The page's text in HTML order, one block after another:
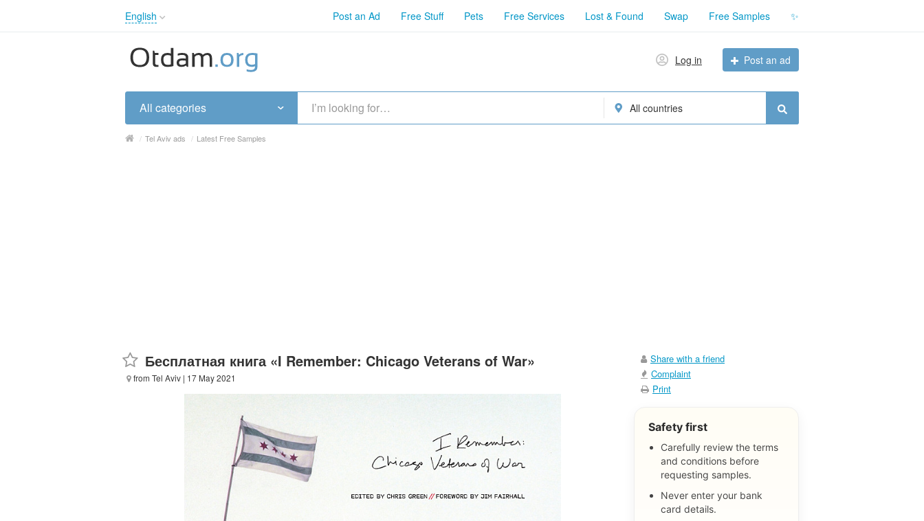
English
English
Русский
Українська
Post an Ad Free Stuff Pets Free Services Lost & Found Swap Free Samples ✨
Log in Post an ad
All categories All countries
/ Tel Aviv ads / Latest Free Samples
Бесплатная книга «I Remember: Chicago Veterans of War»
from Tel Aviv | 17 May 2021
Share with a friend
Complaint
Print
Safety first
Carefully review the terms
and conditions before
requesting samples.
Never enter your bank
card details.